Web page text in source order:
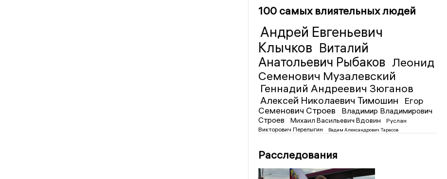
100 самых влиятельных людей
Андрей Евгеньевич
Клычков Виталий
Анатольевич Рыбаков Леонид
Семенович Музалевский
Геннадий Андреевич Зюганов
Алексей Николаевич Тимошин
Егор
Семенович Строев
Владимир Владимирович
Строев
Михаил Васильевич Вдовин
Руслан
Викторович Перелыгин
Вадим Александрович Тарасов
Расследования